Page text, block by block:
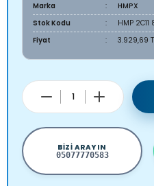
Marka
HMPX
Stok Kodu
HMP 2C11
Fiyat
3.929,69
BIZI ARAYIN
05077770583